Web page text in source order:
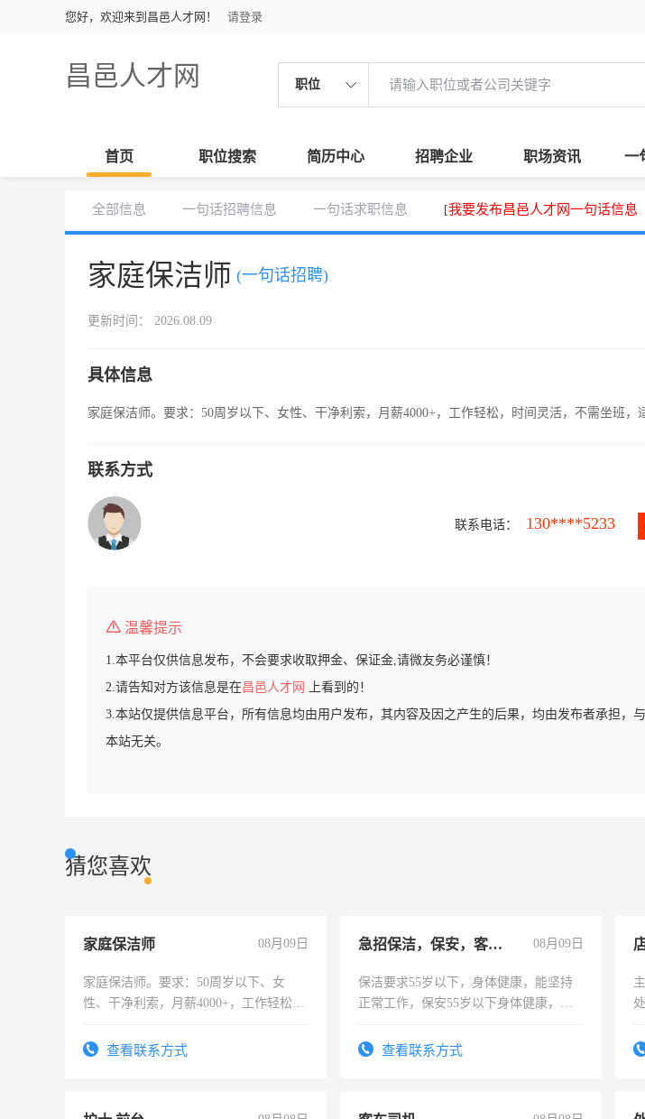
您好，欢迎来到昌邑人才网！ 请登录
昌邑人才网 职位
首页 职位搜索 简历中心 招聘企业 职场资讯 一
全部信息 一句话招聘信息 一句话求职信息 [我要发布昌邑人才网一句话信息
家庭保洁师 (一句话招聘)
更新时间： 2026.08.09
具体信息
家庭保洁师。要求：50周岁以下、女性、干净利索，月薪4000+，工作轻松，时间灵活，不需坐班，
联系方式
联系电话： 130****5233
温馨提示
1.本平台仅供信息发布，不会要求收取押金、保证金,请微友务必谨慎！
2.请告知对方该信息是在昌邑人才网
上看到的！
3.本站仅提供信息平台，所有信息均由用户发布，其内容及因之产生的后果，均由发布者承担，与
本站无关。
猜您喜欢
家庭保洁师 08月09日
家庭保洁师。要求：50周岁以下、女
性、干净利索，月薪4000+，工作轻松，
太太等。查看联系方式
急招保洁，保安，客服，工程 08月09日
保洁要求55岁以下，身体健康，能坚持
正常工作，保安55岁以下身体健康，有
录，客服要求45岁以下高中以上文化，
查看联系方式